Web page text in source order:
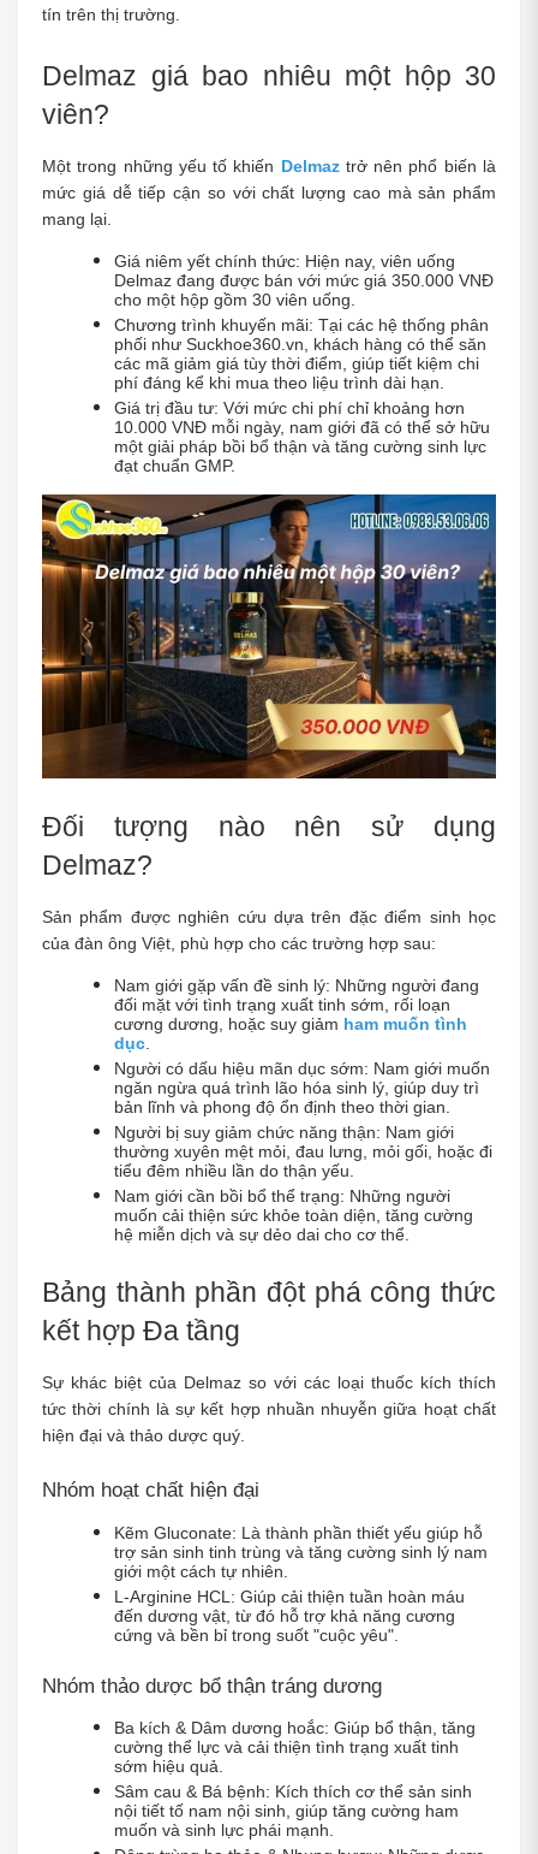
tín trên thị trường.
Delmaz giá bao nhiêu một hộp 30
viên?
Một trong những yếu tố khiến Delmaz trở nên phổ biến là
mức giá dễ tiếp cận so với chất lượng cao mà sản phẩm
mang lại.
Giá niêm yết chính thức: Hiện nay, viên uống
Delmaz đang được bán với mức giá 350.000 VNĐ
cho một hộp gồm 30 viên uống.
Chương trình khuyến mãi: Tại các hệ thống phân
phối như Suckhoe360.vn, khách hàng có thể săn
các mã giảm giá tùy thời điểm, giúp tiết kiệm chi
phí đáng kể khi mua theo liệu trình dài hạn.
Giá trị đầu tư: Với mức chi phí chỉ khoảng hơn
10.000 VNĐ mỗi ngày, nam giới đã có thể sở hữu
một giải pháp bồi bổ thận và tăng cường sinh lực
đạt chuẩn GMP.
Đối tượng nào nên sử dụng
Delmaz?
Sản phẩm được nghiên cứu dựa trên đặc điểm sinh học
của đàn ông Việt, phù hợp cho các trường hợp sau:
Nam giới gặp vấn đề sinh lý: Những người đang
đối mặt với tình trạng xuất tinh sớm, rối loạn
cương dương, hoặc suy giảm ham muốn tình
dục
Người có dấu hiệu mãn dục sớm: Nam giới muốn
ngăn ngừa quá trình lão hóa sinh lý, giúp duy trì
bản lĩnh và phong độ ổn định theo thời gian.
Người bị suy giảm chức năng thận: Nam giới
thường xuyên mệt mỏi, đau lưng, mỏi gối, hoặc đi
tiểu đêm nhiều lần do thận yếu.
Nam giới cần bồi bổ thể trạng: Những người
muốn cải thiện sức khỏe toàn diện, tăng cường
hệ miễn dịch và sự dẻo dai cho cơ thể.
Bảng thành phần đột phá công thức
kết hợp Đa tầng
Sự khác biệt của Delmaz so với các loại thuốc kích thích
tức thời chính là sự kết hợp nhuần nhuyễn giữa hoạt chất
hiện đại và thảo dược quý.
Nhóm hoạt chất hiện đại
Kẽm Gluconate: Là thành phần thiết yếu giúp hỗ
trợ sản sinh tinh trùng và tăng cường sinh lý nam
giới một cách tự nhiên.
L-Arginine HCL: Giúp cải thiện tuần hoàn máu
đến dương vật, từ đó hỗ trợ khả năng cương
cứng và bền bỉ trong suốt "cuộc yêu".
Nhóm thảo dược bổ thận tráng dương
Ba kích & Dâm dương hoắc: Giúp bổ thận, tăng
cường thể lực và cải thiện tình trạng xuất tinh
sớm hiệu quả.
Sâm cau & Bá bệnh: Kích thích cơ thể sản sinh
nội tiết tố nam nội sinh, giúp tăng cường ham
muốn và sinh lực phái mạnh.